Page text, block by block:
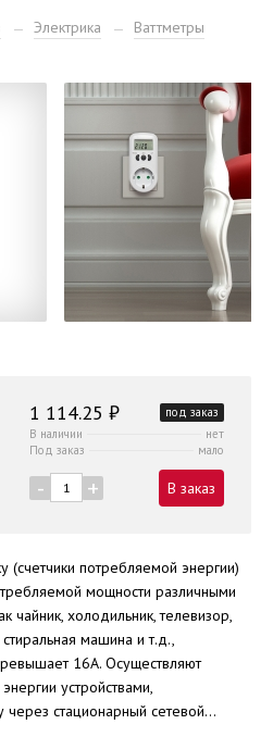
Электрика Ваттметры
(счетчики потребляемой энергии)
мощности различными
чайник, холодильник, телевизор,
машина и т.д.,
16А. Осуществляют
устройствами,
стационарный сетевой...
1 114.25 ₽
под заказ
В наличии
нет
Под заказ
мало
- + В заказ